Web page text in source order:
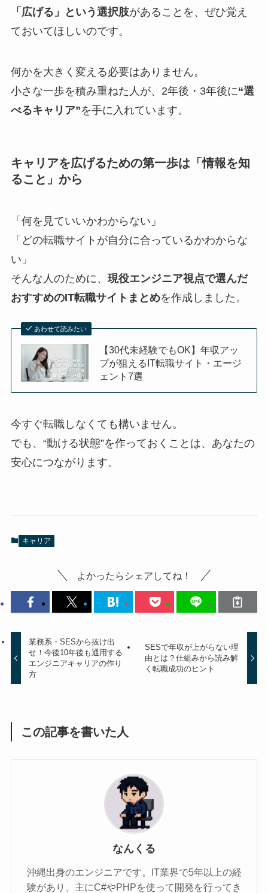
「広げる」という選択肢があることを、ぜひ覚え
ておいてほしいのです。
何かを大きく変える必要はありません。
小さな一歩を積み重ねた人が、2年後・3年後に“選
べるキャリア”を手に入れています。
キャリアを広げるための第一歩は「情報を知
ること」から
「何を見ていいかわからない」
「どの転職サイトが自分に合っているかわからな
い」
そんな人のために、 現役エンジニア視点で選んだ
おすすめのIT転職サイトまとめを作成しました。
あわせて読みたい
【30代未経験でもOK】年収アッ
プが狙えるIT転職サイト・エージ
ェント7選
今すぐ転職しなくても構いません。
でも、“動ける状態”を作っておくことは、あなたの
安心につながります。
キャリア
よかったらシェアしてね！
業務系・SESから抜け出
せ！今後10年後も通用する
エンジニアキャリアの作り
方
SESで年収が上がらない理
由とは？仕組みから読み解
く転職成功のヒント
この記事を書いた人
なんくる
沖縄出身のエンジニアです。IT業界で5年以上の経
験があり、主にC#やPHPを使って開発を行ってき